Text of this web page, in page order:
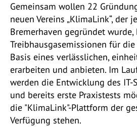
Gemeinsam wollen 22
neuen Vereins „KlimaLink“, der
Bremerhaven gegründet wurde,
Treibhausgasemissionen für
Basis eines verlässlichen,
erarbeiten und anbieten. Im
werden die Entwicklung des IT-
und bereits erste Praxistests
die "KlimaLink"-Plattform der
Verfügung stehen.